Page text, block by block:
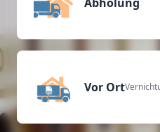
Vor Ort